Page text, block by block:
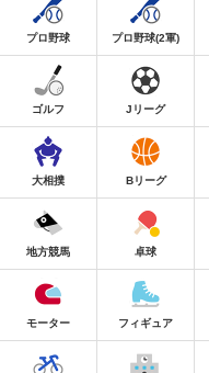
プロ野球 プロ野球(2軍)
ゴルフ Jリーグ
大相撲 Bリーグ
地方競馬 卓球
モーター フィギュア